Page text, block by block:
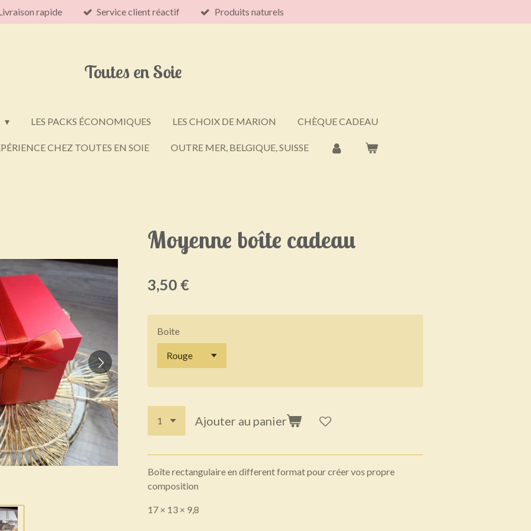
rapide Service client réactif Produits naturels
Toutes en Soie
LES PACKS ÉCONOMIQUES LES CHOIX DE MARION CHÈQUE CADEAU
CHEZ TOUTES EN SOIE OUTRE MER, BELGIQUE, SUISSE
Moyenne boîte cadeau
3,50 €
Boite
Ajouter au panier
Boîte rectangulaire en different format pour créer vos propre
composition
17 × 13 × 9,8